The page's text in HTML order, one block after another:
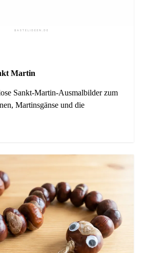
Martin
Sankt-Martin-Ausmalbilder zum
Martinsgänse und die